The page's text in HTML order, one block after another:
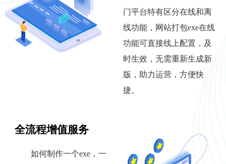
门平台特有区分在线和离
线功能，网站打包exe在线
功能可直接线上配置，及
时生效，无需重新生成新
版，助力运营，方便快
捷。
全流程增值服务
如何制作一个exe，一